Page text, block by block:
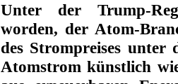
Unter der Trump-
worden, der Atom-
des Strompreises
Atomstrom künstlich